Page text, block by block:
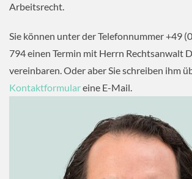
Arbeitsrecht.
Sie können unter der Telefonnummer +49
794 einen Termin mit Herrn Rechtsanwalt
vereinbaren. Oder aber Sie schreiben ihm
Kontaktformulareine E-Mail.